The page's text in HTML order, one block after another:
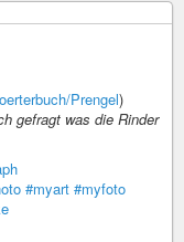
Prengel)
gefragt was die Rinder
#myart #myfoto